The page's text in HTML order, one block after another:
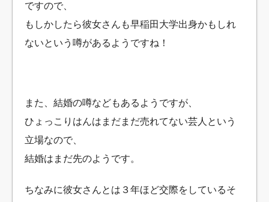
ですので、
もしかしたら彼女さんも早稲田大学出身かもしれ
ないという噂があるようですね！
また、結婚の噂などもあるようですが、
ひょっこりはんはまだまだ売れてない芸人という
立場なので、
結婚はまだ先のようです。
ちなみに彼女さんとは３年ほど交際をしているそ